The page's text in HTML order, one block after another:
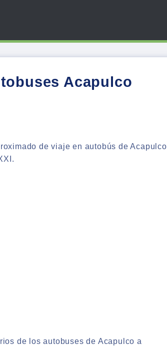
Acapulco
de viaje en autobús de Acapulco
de los autobuses de Acapulco a